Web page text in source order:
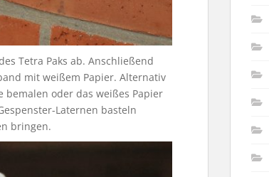
Tetra Paks ab. Anschließend
mit weißem Papier. Alternativ
bemalen oder das weißes Papier
Laternen basteln
bringen.